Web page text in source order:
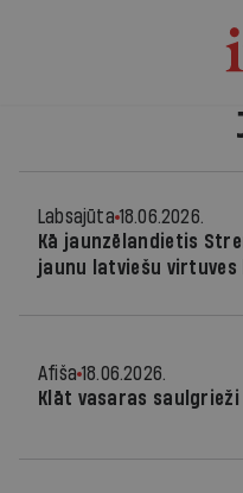
Labsajūta 18.06.2026.
Kā jaunzēlandietis
jaunu latviešu virtuves
Afiša 18.06.2026.
Klāt vasaras saulgrieži